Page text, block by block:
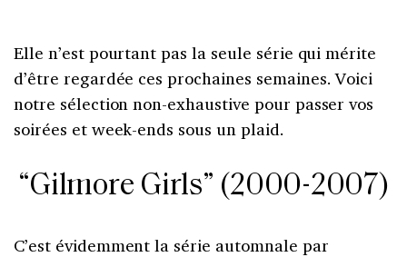
Elle n’est pourtant pas la seule série qui mérite
d’être regardée ces prochaines semaines. Voici
notre sélection non-exhaustive pour passer vos
soirées et week-ends sous un plaid.
“Gilmore Girls” (2000-2007)
C’est évidemment la série automnale par